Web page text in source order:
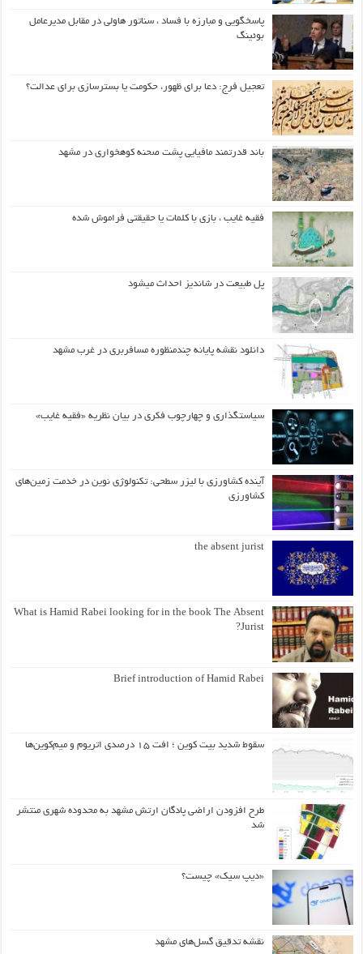
پاسخگویی و مبارزه با فساد ، سناتور هاولی در مقابل مدیرعامل
بوئینگ
تعجیل فرج: دعا برای ظهور، حکومت یا بسترسازی برای عدالت؟
باند قدرتمند مافیایی پشت صحنه کوهخواری در مشهد
فقیه غایب ، بازی با کلمات یا حقیقتی فراموش شده
پل طبیعت در شاندیز احداث میشود
دانلود نقشه پایانه چندمنظوره مسافربری در غرب مشهد
سیاستگذاری و چهارچوب فکری در بیان نظریه «فقیه غایب»
آینده کشاورزی با لیزر سطحی: تکنولوژی نوین در خدمت زمین‌های
کشاورزی
the absent jurist
What is Hamid Rabei looking for in the book The Absent
Jurist?
Brief introduction of Hamid Rabei
سقوط شدید بیت کوین ؛ افت ۱۵ درصدی اتریوم و میم‌کوین‌ها
طرح افزودن اراضی پادگان ارتش مشهد به محدوده شهری منتشر
شد
«دیپ سیک» چیست؟
نقشه تدقیق گسل‌های مشهد